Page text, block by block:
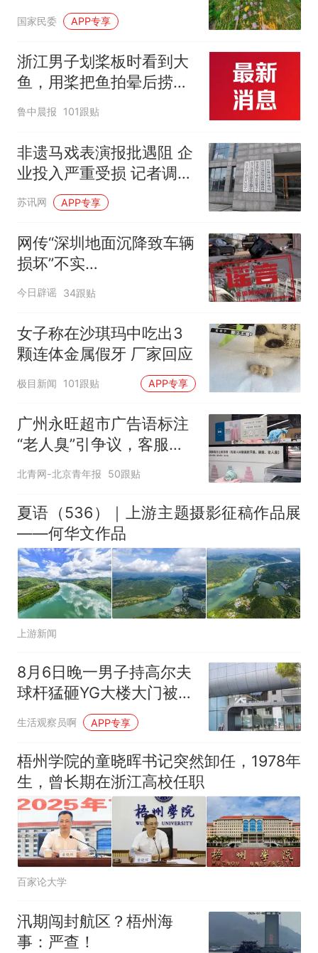
国家民委 APP专享
浙江男子划桨板时看到大
鱼，用桨把鱼拍晕后捞
起；当事人：鱼重7斤6
味道很好
鲁中晨报 101跟贴
非遗马戏表演报批遇阻 企
业投入严重受损 记者调查
走访宿城区城管局核实原
苏讯网 APP专享
网传“深圳地面沉降致车辆
损坏”不实
（2026·08·06）
今日辟谣 34跟贴
女子称在沙琪玛中吃出3
颗连体金属假牙 厂家回应
极目新闻 101跟贴 APP专享
广州永旺超市广告语标注
“老人臭”引争议，客服回
应
北青网-北京青年报 50跟贴
夏语（536）｜上游主题摄影征稿作品展
——何华文作品
上游新闻
8月6日晚一男子持高尔夫
球杆猛砸YG大楼大门被逮
捕
生活观察员啊 APP专享
梧州学院的童晓晖书记突然卸任，1978年
生，曾长期在浙江高校任职
百家论大学
汛期闯封航区？梧州海
事：严查！